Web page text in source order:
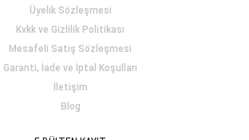
Üyelik Sözleşmesi
Kvkk ve Gizlilik Politikası
Mesafeli Satış Sözleşmesi
Garanti, İade ve İptal Koşulları
İletişim
Blog